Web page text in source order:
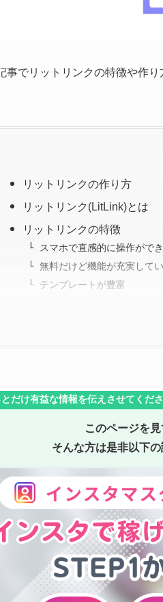
事でリットリンクの特徴や作
リットリンクの作り方
リットリンク(LitLink)とは
リットリンクの特徴
スマホで直感的に操作がで
無料だけど機能が充実して
テンプレートが豊富
だけ有益な情報を伝えさせてくださ
このページを
そんな方は是非以下